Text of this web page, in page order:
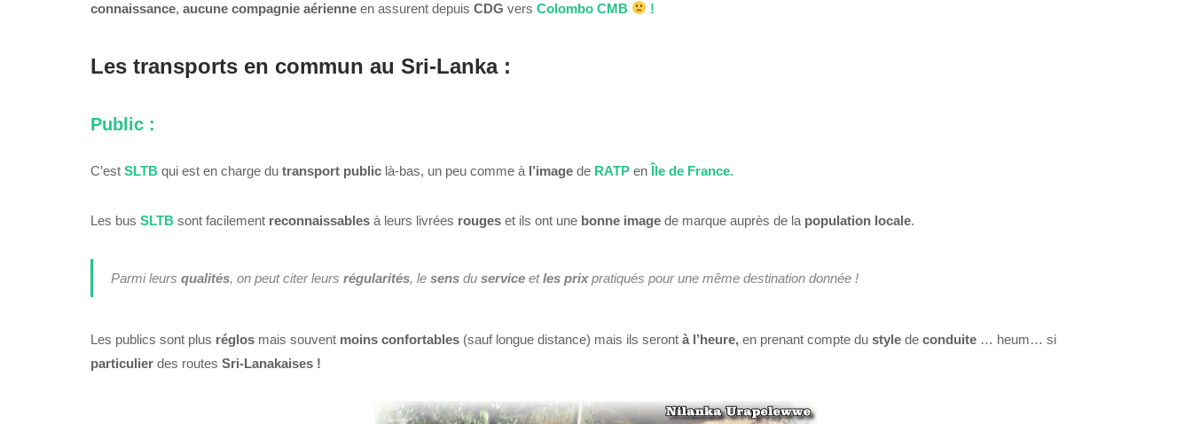
connaissance, aucune compagnie aérienne en assurent depuis CDG vers Colombo CMB !
Les transports en commun au Sri-Lanka :
Public :
C’est SLTB qui est en charge du transport public là-bas, un peu comme à l’image de RATP en Île de France.
Les bus SLTB sont facilement reconnaissables à leurs livrées rouges et ils ont une bonne image de marque auprès de lapopulation locale.
Parmi leurs qualités, on peut citer leurs régularités, le sensdu serviceetles prixpratiqués pour une même destination donnée !
Les publics sont plus réglos mais souvent moins confortables (sauf longue distance) mais ils seront à l’heure, en prenant compte du style de conduite … heum… si
particulier des routes Sri-Lanakaises !